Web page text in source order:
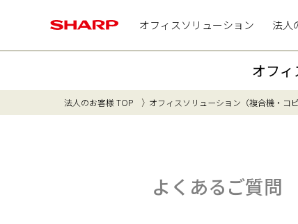
オフィスソリューション 法人
オフィ
法人のお客様 TOP オフィスソリューション（複合機・コ
よくあるご質問